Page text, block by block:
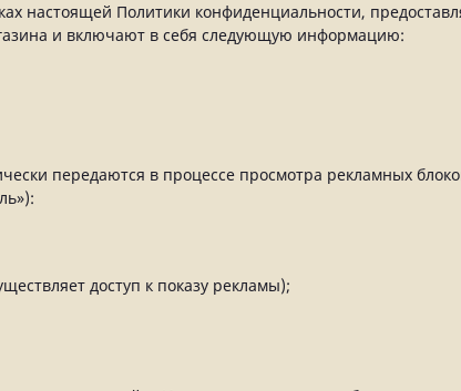
настоящей Политики конфиденциальности,
и включают в себя следующую информацию:
передаются в процессе просмотра рекламных
доступ к показу рекламы);